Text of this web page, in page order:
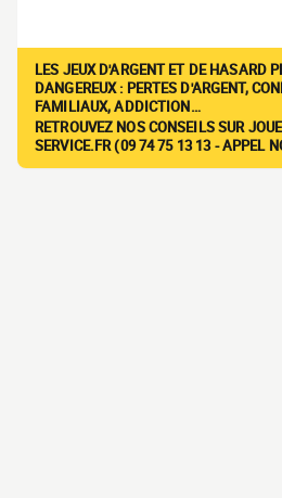
LES JEUX D'ARGENT ET DE HASARD
DANGEREUX : PERTES D'ARGENT,
FAMILIAUX, ADDICTION…
RETROUVEZ NOS CONSEILS SUR
SERVICE.FR (09 74 75 13 13 - APPEL